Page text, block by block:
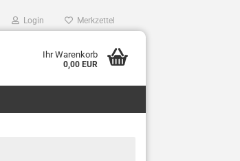
Login Merkzettel
Ihr Warenkorb
0,00 EUR